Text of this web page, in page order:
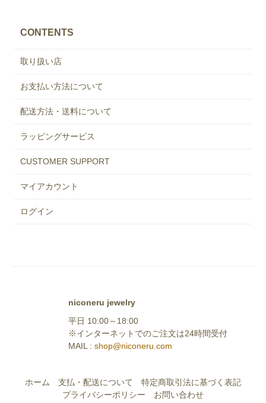
CONTENTS
取り扱い店
お支払い方法について
配送方法・送料について
ラッピングサービス
CUSTOMER SUPPORT
マイアカウント
ログイン
niconeru jewelry
平日 10:00～18:00
※インターネットでのご注文は24時間受付
MAIL : shop@niconeru.com
ホーム 支払・配送について
特定商取引法に基づく表記
プライバシーポリシー
お問い合わせ